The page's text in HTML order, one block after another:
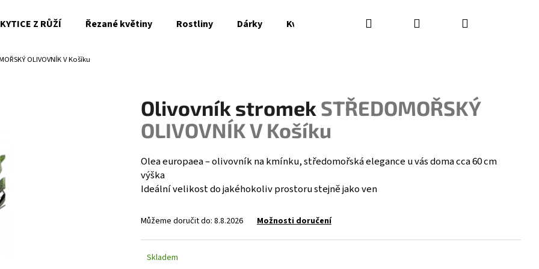
KYTICE Z RŮŽÍ Řezané květiny Rostliny Dárky Květináče, vázy Hledat PřihlášeníNákupní
OLIVOVNÍK V Košíku
Olivovník stromek STŘEDOMOŘSKÝ
OLIVOVNÍK V Košíku
Olea europaea – olivovník na kmínku, středomořská elegance u vás doma cca 60 cm
výška
Ideální velikost do jakéhokoliv prostoru stejně jako ven
Můžeme doručit do: 8.8.2026 Možnosti doručení
Skladem
Co potřebujete najít?
HLEDAT